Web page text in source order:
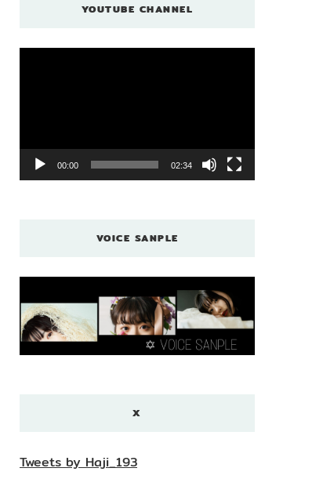
YOUTUBE CHANNEL
ー
00:00 02:34
VOICE SANPLE
X
Tweets by Haji_193